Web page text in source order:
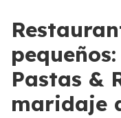
Pastas &
maridaje